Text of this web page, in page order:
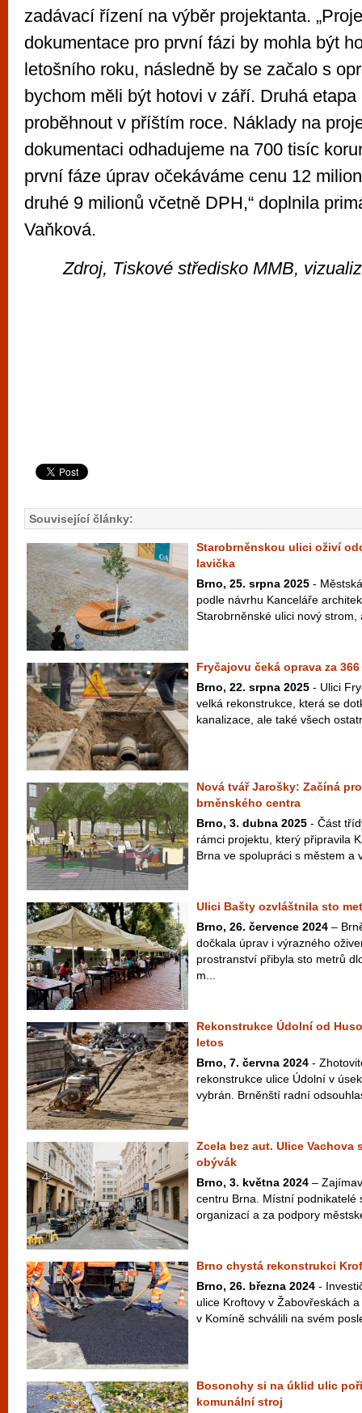
zadávací řízení na výběr projektanta.
dokumentace pro první fázi by mohla být
letošního roku, následně by se začalo s
bychom měli být hotovi v září. Druhá etapa
proběhnout v příštím roce. Náklady na
dokumentaci odhadujeme na 700 tisíc
první fáze úprav očekáváme cenu 12
druhé 9 milionů včetně DPH,“ doplnila
Vaňková.
Zdroj, Tiskové středisko MMB,
Související články:
Starobrněnskou ulici oživí
lavička
Brno, 25. srpna 2025 -
podle návrhu Kanceláře
Starobrněnské ulici nový
Fryčajovu čeká oprava za
Brno, 22. srpna 2025 - Ulici
velká rekonstrukce, která se
kanalizace, ale také všech
Nová tvář Jarošky: Začíná
brněnského centra
Brno, 3. dubna 2025 - Část
rámci projektu, který připravila
Brna ve spolupráci s městem a
Ulici Bašty ozvláštnila sto
Brno, 26. července 2024 –
dočkala úprav i výrazného
prostranství přibyla sto metrů
m...
Rekonstrukce Údolní od
letos
Brno, 7. června 2024 -
rekonstrukce ulice Údolní v
vybrán. Brněnští radní
Zcela bez aut. Ulice Vachova
obývák
Brno, 3. května 2024 –
centru Brna. Místní podnikatelé
organizací a za podpory
Brno chystá rekonstrukci
Brno, 26. března 2024 -
ulice Kroftovy v Žabovřeskách
v Komíně schválili na svém
Bosonohy si na úklid ulic
komunální stroj